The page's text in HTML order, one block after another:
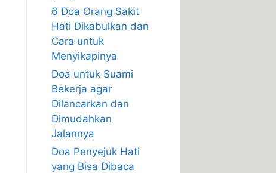
6 Doa Orang Sakit
Hati Dikabulkan dan
Cara untuk
Menyikapinya
Doa untuk Suami
Bekerja agar
Dilancarkan dan
Dimudahkan
Jalannya
Doa Penyejuk Hati
yang Bisa Dibaca